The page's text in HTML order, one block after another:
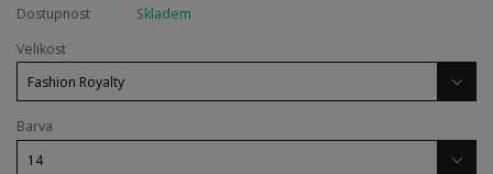
Dostupnost
Skladem
Velikost
Barva